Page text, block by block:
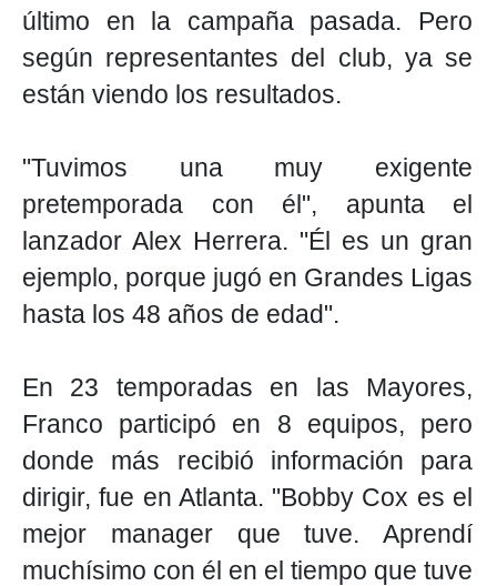
último en la campaña pasada. Pero
según representantes del club, ya se
están viendo los resultados.
"Tuvimos una muy exigente
pretemporada con él", apunta el
lanzador Alex Herrera. "Él es un gran
ejemplo, porque jugó en Grandes Ligas
hasta los 48 años de edad".
En 23 temporadas en las Mayores,
Franco participó en 8 equipos, pero
donde más recibió información para
dirigir, fue en Atlanta. "Bobby Cox es el
mejor manager que tuve. Aprendí
muchísimo con él en el tiempo que tuve